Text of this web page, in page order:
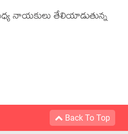
నాయకులు తేలియాడుతున్న
Back To Top